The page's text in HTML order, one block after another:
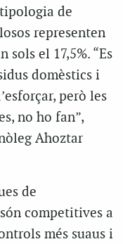
de
representen
el 17,5%. “Es
domèstics i
però les
no ho fan”,
Ahoztar
de
competitives a
més suaus i